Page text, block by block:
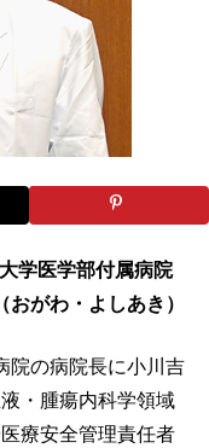
学医学部付属病院
がわ・よしあき）
院の病院長に小川吉
・腫瘍内科学領域
療安全管理責任者